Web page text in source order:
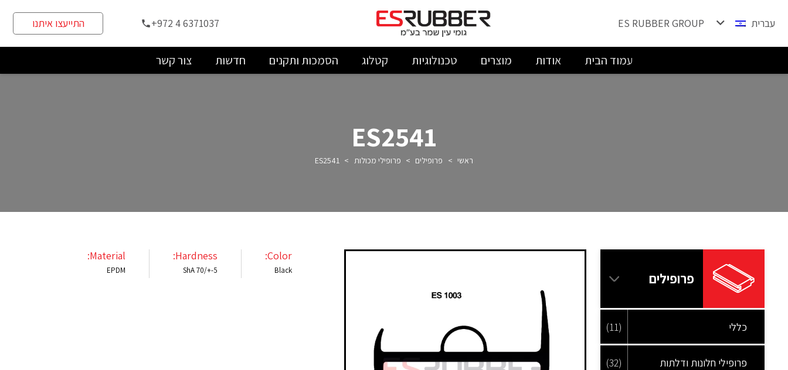
התייעצו איתנו phone+972 4 6371037 ES RUBBER GROUP עברית
עמוד הבית אודות מוצרים טכנולוגיות קטלוג הסמכות ותקנים חדשות צור קשר
ES2541
ראשי > פרופילים > פרופילי מכולות >
ES2541
פרופילים
כללי (11)
פרופילי חלונות ודלתות (32)
Color:
Black
Hardness:
ShA 70/+-5
Material:
EPDM